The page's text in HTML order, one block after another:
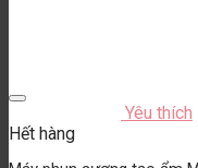
Yêu thích
Hết hàng